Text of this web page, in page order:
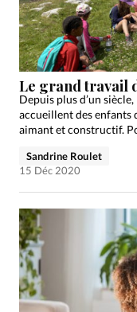
Le grand travail
Depuis plus d’un
accueillent des enfants
aimant et constructif.
Sandrine Roulet
15 Déc 2020